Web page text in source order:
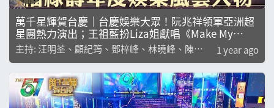
萬千星輝賀台慶｜台慶娛樂大眾！阮兆祥領軍亞洲超
星團熱力演出；王祖藍扮Liza姐獻唱《Make My
Day》｜主題盛事｜台慶系列｜汪明荃｜顧紀筠｜鄧
梓峰｜林曉峰
主持: 汪明荃、顧紀筠、鄧梓峰、林曉峰、陳貝
兒
1 year ago